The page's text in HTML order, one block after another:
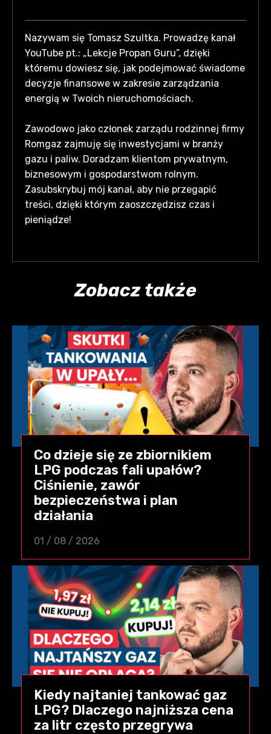
Nazywam się Tomasz Szultka. Prowadzę kanał
YouTube pt.: „Lekcje Propan Guru”, dzięki
któremu dowiesz się, jak podejmować świadome
decyzje finansowe w zakresie zarządzania
energią w Twoich nieruchomościach.
Zawodowo jako członek zarządu rodzinnej firmy
Romgaz zajmuję się inwestycjami w branży
gazu i paliw. Doradzam klientom prywatnym,
biznesowym i gospodarstwom rolnym.
Zasubskrybuj mój kanał, aby nie przegapić
treści, dzięki którym zaoszczędzisz czas i
pieniądze!
Zobacz także
Co dzieje się ze zbiornikiem
LPG podczas fali upałów?
Ciśnienie, zawór
bezpieczeństwa i plan
działania
01 / 08 / 2026
Kiedy najtaniej tankować gaz
LPG? Dlaczego najniższa cena
za litr często przegrywa